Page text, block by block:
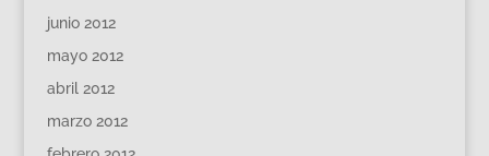
junio 2012
mayo 2012
abril 2012
marzo 2012